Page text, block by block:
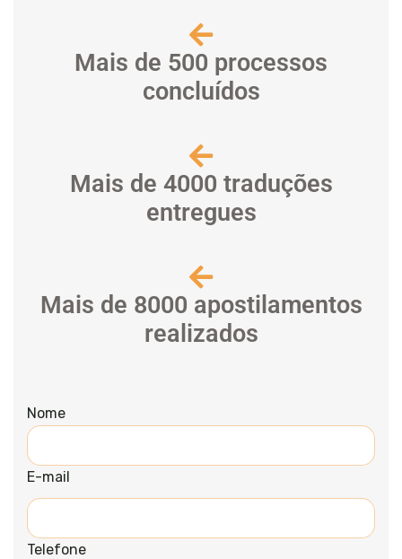
Mais de 500 processos
concluídos
Mais de 4000 traduções
entregues
Mais de 8000 apostilamentos
realizados
Nome
E-mail
Telefone